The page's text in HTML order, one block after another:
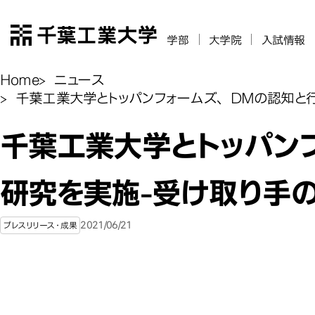
千葉工業大学
学部 大学院 入試情報
Home
ニュース
千葉工業大学とトッパンフォームズ、 DMの認知
千葉工業大学とトッパ
研究を実施-受け取り手
プレスリリース・成果 2021/06/21